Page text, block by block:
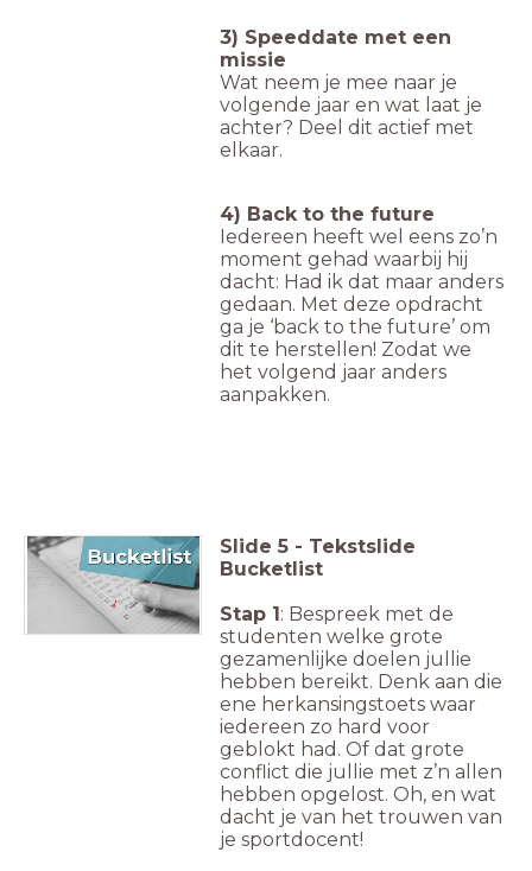
3) Speeddate met een
missie
Wat neem je mee naar je
volgende jaar en wat laat je
achter? Deel dit actief met
elkaar.
4) Back to the future
Iedereen heeft wel eens zo’n
moment gehad waarbij hij
dacht: Had ik dat maar anders
gedaan. Met deze opdracht
ga je ‘back to the future’ om
dit te herstellen! Zodat we
het volgend jaar anders
aanpakken.
Slide 5 - Tekstslide
Bucketlist
Stap 1: Bespreek met de
studenten welke grote
gezamenlijke doelen jullie
hebben bereikt. Denk aan die
ene herkansingstoets waar
iedereen zo hard voor
geblokt had. Of dat grote
conflict die jullie met z’n allen
hebben opgelost. Oh, en wat
dacht je van het trouwen van
je sportdocent!